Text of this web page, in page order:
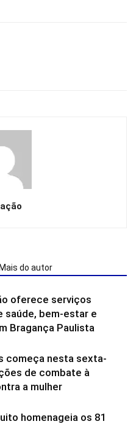
Mais do autor
oferece serviços
saúde, bem-estar e
Bragança Paulista
começa nesta sexta-
de combate à
a mulher
homenageia os 81